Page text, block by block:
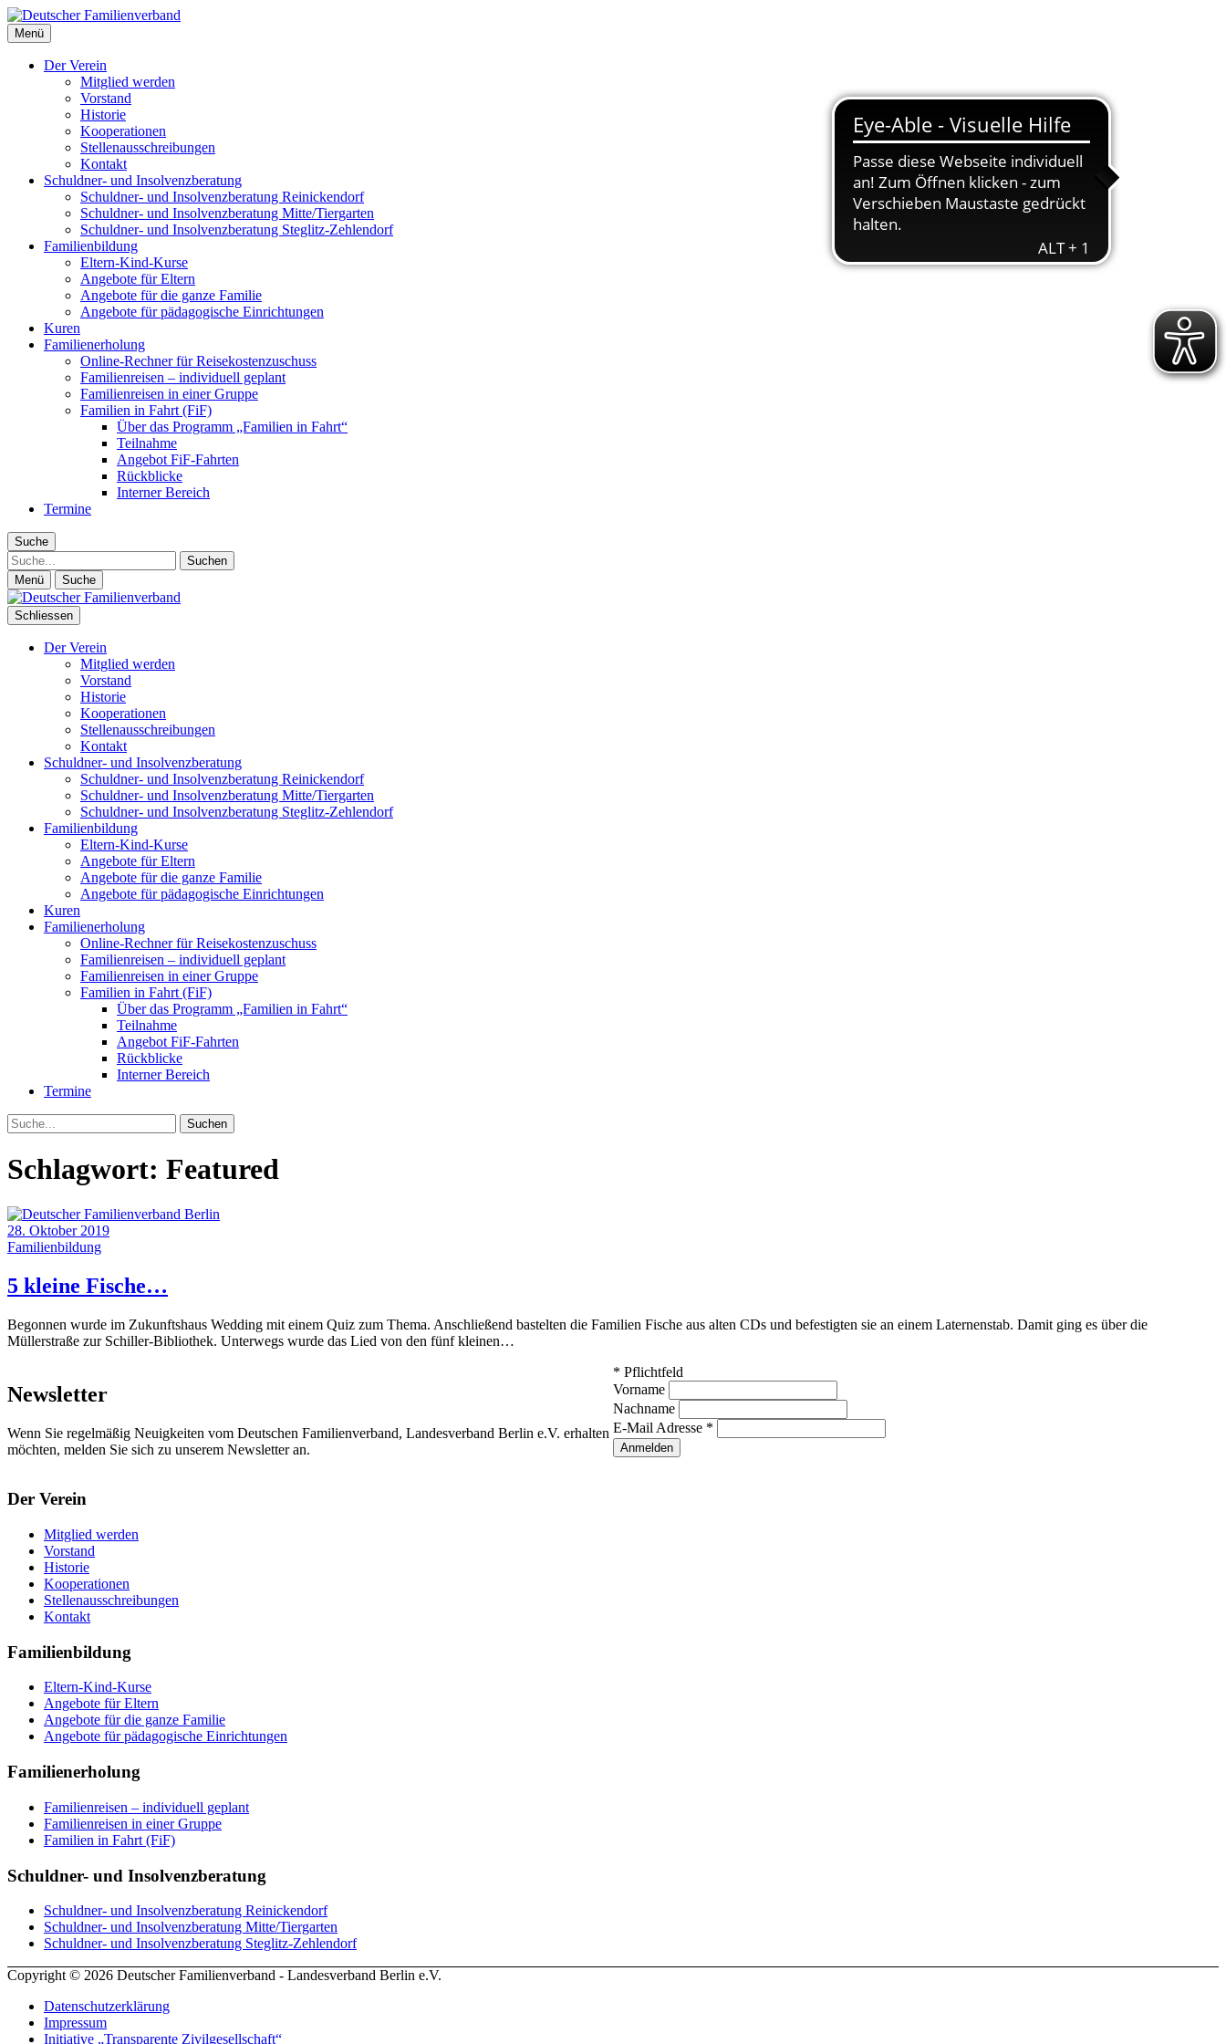
Deutscher Familienverband
Landesverband Berlin
Menü
Der Verein
Mitglied werden
Vorstand
Historie
Kooperationen
Stellenausschreibungen
Kontakt
Schuldner- und Insolvenzberatung
Schuldner- und Insolvenzberatung Reinickendorf
Schuldner- und Insolvenzberatung Mitte/Tiergarten
Schuldner- und Insolvenzberatung Steglitz-Zehlendorf
Familienbildung
Eltern-Kind-Kurse
Angebote für Eltern
Angebote für die ganze Familie
Angebote für pädagogische Einrichtungen
Kuren
Familienerholung
Online-Rechner für Reisekostenzuschuss
Familienreisen – individuell geplant
Familienreisen in einer Gruppe
Familien in Fahrt (FiF)
Über das Programm „Familien in Fahrt“
Teilnahme
Angebot FiF-Fahrten
Rückblicke
Interner Bereich
Termine
Suche
Suche
Menü Suche
Schliessen
Der Verein
Mitglied werden
Vorstand
Historie
Kooperationen
Stellenausschreibungen
Kontakt
Schuldner- und Insolvenzberatung
Schuldner- und Insolvenzberatung Reinickendorf
Schuldner- und Insolvenzberatung Mitte/Tiergarten
Schuldner- und Insolvenzberatung Steglitz-Zehlendorf
Familienbildung
Eltern-Kind-Kurse
Angebote für Eltern
Angebote für die ganze Familie
Angebote für pädagogische Einrichtungen
Kuren
Familienerholung
Online-Rechner für Reisekostenzuschuss
Familienreisen – individuell geplant
Familienreisen in einer Gruppe
Familien in Fahrt (FiF)
Über das Programm „Familien in Fahrt“
Teilnahme
Angebot FiF-Fahrten
Rückblicke
Interner Bereich
Termine
Suche
Schlagwort: Featured
28. Oktober 2019
Familienbildung
5 kleine Fische…
Begonnen wurde im Zukunftshaus Wedding mit einem Quiz zum Thema. Anschließend bastelten die Familien Fische aus alten CDs und befestigten sie an einem Laternenstab. Damit ging es über die
Müllerstraße zur Schiller-Bibliothek. Unterwegs wurde das Lied von den fünf kleinen…
Newsletter
Wenn Sie regelmäßig Neuigkeiten vom Deutschen Familienverband, Landesverband Berlin e.V. erhalten
möchten, melden Sie sich zu unserem Newsletter an.
* Pflichtfeld
Vorname
Nachname
E-Mail Adresse *
Der Verein
Mitglied werden
Vorstand
Historie
Kooperationen
Stellenausschreibungen
Kontakt
Familienbildung
Eltern-Kind-Kurse
Angebote für Eltern
Angebote für die ganze Familie
Angebote für pädagogische Einrichtungen
Familienerholung
Familienreisen – individuell geplant
Familienreisen in einer Gruppe
Familien in Fahrt (FiF)
Schuldner- und Insolvenzberatung
Schuldner- und Insolvenzberatung Reinickendorf
Schuldner- und Insolvenzberatung Mitte/Tiergarten
Schuldner- und Insolvenzberatung Steglitz-Zehlendorf
Copyright © 2026 Deutscher Familienverband - Landesverband Berlin e.V.
Datenschutzerklärung
Impressum
Initiative „Transparente Zivilgesellschaft“